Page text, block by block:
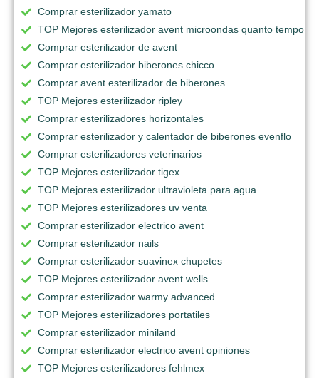
Comprar esterilizador yamato
TOP Mejores esterilizador avent microondas quanto tempo
Comprar esterilizador de avent
Comprar esterilizador biberones chicco
Comprar avent esterilizador de biberones
TOP Mejores esterilizador ripley
Comprar esterilizadores horizontales
Comprar esterilizador y calentador de biberones evenflo
Comprar esterilizadores veterinarios
TOP Mejores esterilizador tigex
TOP Mejores esterilizador ultravioleta para agua
TOP Mejores esterilizadores uv venta
Comprar esterilizador electrico avent
Comprar esterilizador nails
Comprar esterilizador suavinex chupetes
TOP Mejores esterilizador avent wells
Comprar esterilizador warmy advanced
TOP Mejores esterilizadores portatiles
Comprar esterilizador miniland
Comprar esterilizador electrico avent opiniones
TOP Mejores esterilizadores fehlmex